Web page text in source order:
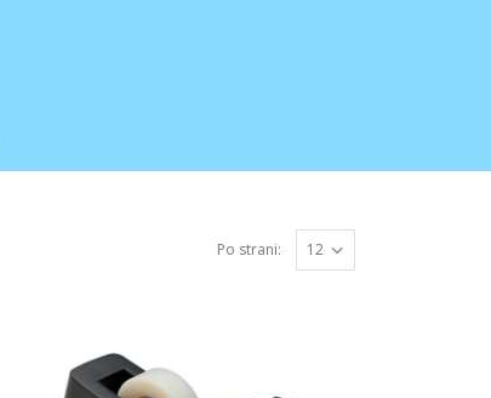
Po strani: